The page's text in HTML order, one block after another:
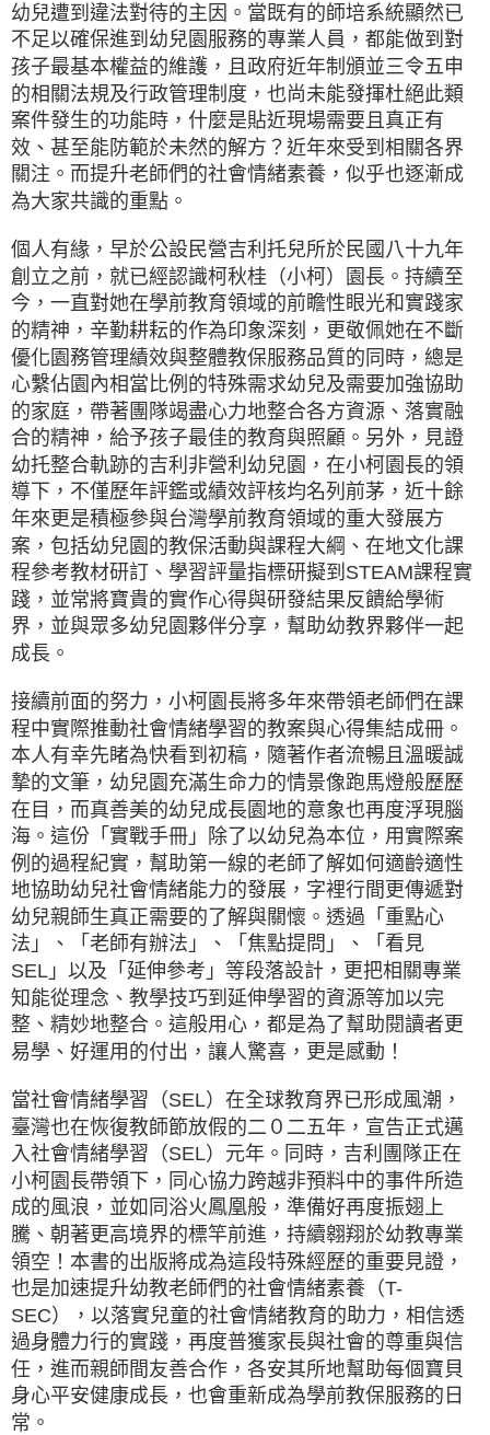
幼兒遭到違法對待的主因。當既有的師培系統顯然已
不足以確保進到幼兒園服務的專業人員，都能做到對
孩子最基本權益的維護，且政府近年制頒並三令五申
的相關法規及行政管理制度，也尚未能發揮杜絕此類
案件發生的功能時，什麼是貼近現場需要且真正有
效、甚至能防範於未然的解方？近年來受到相關各界
關注。而提升老師們的社會情緒素養，似乎也逐漸成
為大家共識的重點。
個人有緣，早於公設民營吉利托兒所於民國八十九年
創立之前，就已經認識柯秋桂（小柯）園長。持續至
今，一直對她在學前教育領域的前瞻性眼光和實踐家
的精神，辛勤耕耘的作為印象深刻，更敬佩她在不斷
優化園務管理績效與整體教保服務品質的同時，總是
心繫佔園內相當比例的特殊需求幼兒及需要加強協助
的家庭，帶著團隊竭盡心力地整合各方資源、落實融
合的精神，給予孩子最佳的教育與照顧。另外，見證
幼托整合軌跡的吉利非營利幼兒園，在小柯園長的領
導下，不僅歷年評鑑或績效評核均名列前茅，近十餘
年來更是積極參與台灣學前教育領域的重大發展方
案，包括幼兒園的教保活動與課程大綱、在地文化課
程參考教材研訂、學習評量指標研擬到STEAM課程實
踐，並常將寶貴的實作心得與研發結果反饋給學術
界，並與眾多幼兒園夥伴分享，幫助幼教界夥伴一起
成長。
接續前面的努力，小柯園長將多年來帶領老師們在課
程中實際推動社會情緒學習的教案與心得集結成冊。
本人有幸先睹為快看到初稿，隨著作者流暢且溫暖誠
摯的文筆，幼兒園充滿生命力的情景像跑馬燈般歷歷
在目，而真善美的幼兒成長園地的意象也再度浮現腦
海。這份「實戰手冊」除了以幼兒為本位，用實際案
例的過程紀實，幫助第一線的老師了解如何適齡適性
地協助幼兒社會情緒能力的發展，字裡行間更傳遞對
幼兒親師生真正需要的了解與關懷。透過「重點心
法」、「老師有辦法」、「焦點提問」、「看見
SEL」以及「延伸參考」等段落設計，更把相關專業
知能從理念、教學技巧到延伸學習的資源等加以完
整、精妙地整合。這般用心，都是為了幫助閱讀者更
易學、好運用的付出，讓人驚喜，更是感動！
當社會情緒學習（SEL）在全球教育界已形成風潮，
臺灣也在恢復教師節放假的二０二五年，宣告正式邁
入社會情緒學習（SEL）元年。同時，吉利團隊正在
小柯園長帶領下，同心協力跨越非預料中的事件所造
成的風浪，並如同浴火鳳凰般，準備好再度振翅上
騰、朝著更高境界的標竿前進，持續翱翔於幼教專業
領空！本書的出版將成為這段特殊經歷的重要見證，
也是加速提升幼教老師們的社會情緒素養（T-
SEC），以落實兒童的社會情緒教育的助力，相信透
過身體力行的實踐，再度普獲家長與社會的尊重與信
任，進而親師間友善合作，各安其所地幫助每個寶貝
身心平安健康成長，也會重新成為學前教保服務的日
常。